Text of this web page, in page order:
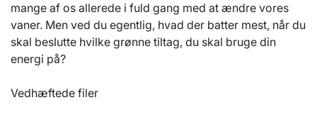
mange af os allerede i fuld gang med at ændre vores
vaner. Men ved du egentlig, hvad der batter mest, når du
skal beslutte hvilke grønne tiltag, du skal bruge din
energi på?
Vedhæftede filer